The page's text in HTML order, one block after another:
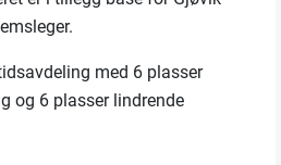
med 6 plasser
og 6 plasser lindrende